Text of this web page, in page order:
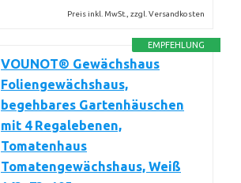
Preis inkl. MwSt., zzgl. Versandkosten
EMPFEHLUNG
VOUNOT® Gewächshaus
Foliengewächshaus,
begehbares Gartenhäuschen
mit 4 Regalebenen,
Tomatenhaus
Tomatengewächshaus, Weiß